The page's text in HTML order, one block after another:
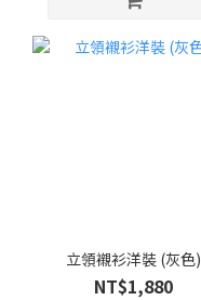
立領襯衫洋裝 (灰色)
NT$1,880